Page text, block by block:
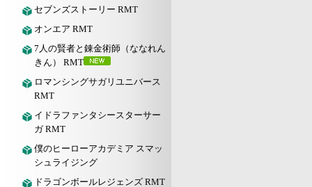
セブンズストーリー RMT
オンエア RMT
7人の賢者と錬金術師（ななれん
きん） RMT
ロマンシングサガリユニバース
RMT
イドラファンタシースターサー
ガ RMT
僕のヒーローアカデミア スマッ
シュライジング
ドラゴンボールレジェンズ RMT